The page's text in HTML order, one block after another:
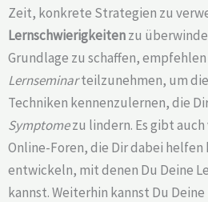
Zeit, konkrete Strategien zu
Lernschwierigkeitenzu
Grundlage zu schaffen,
Lernseminarteilzunehmen, um
Techniken kennenzulernen, die
Symptomezu lindern. Es gibt
Online-Foren, die Dir dabei
entwickeln, mit denen Du Deine
kannst. Weiterhin kannst Du